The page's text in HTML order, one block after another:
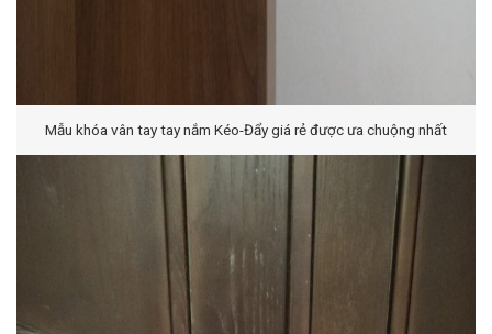
Mẫu khóa vân tay tay nắm Kéo-Đẩy giá rẻ được ưa chuộng nhất